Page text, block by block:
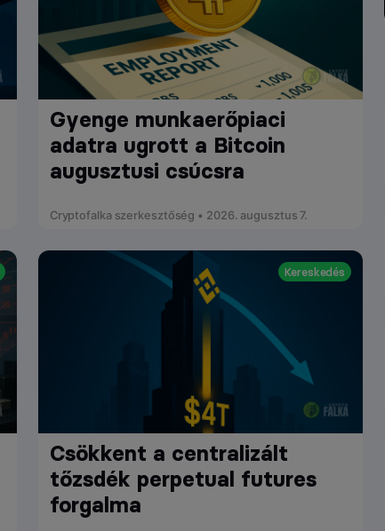
Gyenge munkaerőpiaci
adatra ugrott a Bitcoin
augusztusi csúcsra
Cryptofalka szerkesztőség • 2026. augusztus 7.
Kereskedés
Csökkent a centralizált
tőzsdék perpetual futures
forgalma